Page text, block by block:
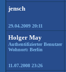
jensch
29.04.2009 20:11
Holger May
Authentifizierter Benutzer
Wohnort: Berlin
11.07.2008 23:26